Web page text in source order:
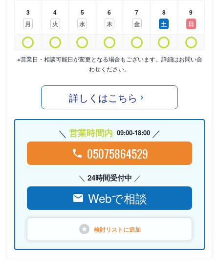
3
月
4
火
5
水
6
木
7
金
8
土
9
日
※営業日・相談可能日が変更となる場合もございます。詳細はお問い合
わせください。
詳しくはこちら
営業時間内 09:00-18:00
05075864529
24時間受付中
Webで相談
検討リストに追加